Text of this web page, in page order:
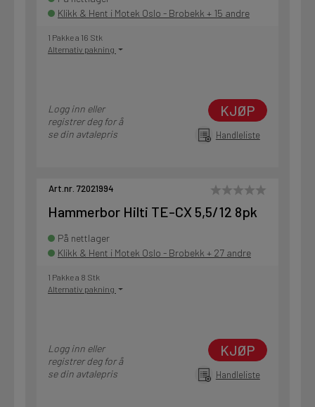
Klikk & Hent i Motek Oslo - Brobekk + 15 andre
1 Pakke a 16 Stk
Alternativ pakning
Logg inn eller
registrer deg for å
se din avtalepris
KJØP
Handleliste
Art.nr. 72021994
Hammerbor Hilti TE-CX 5,5/12 8pk
På nettlager
Klikk & Hent i Motek Oslo - Brobekk + 27 andre
1 Pakke a 8 Stk
Alternativ pakning
Logg inn eller
registrer deg for å
se din avtalepris
KJØP
Handleliste